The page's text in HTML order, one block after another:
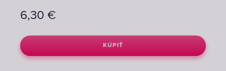
6,30 €
KÚPIŤ